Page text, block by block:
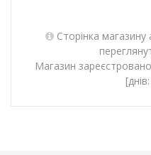
Сторінка
Магазин